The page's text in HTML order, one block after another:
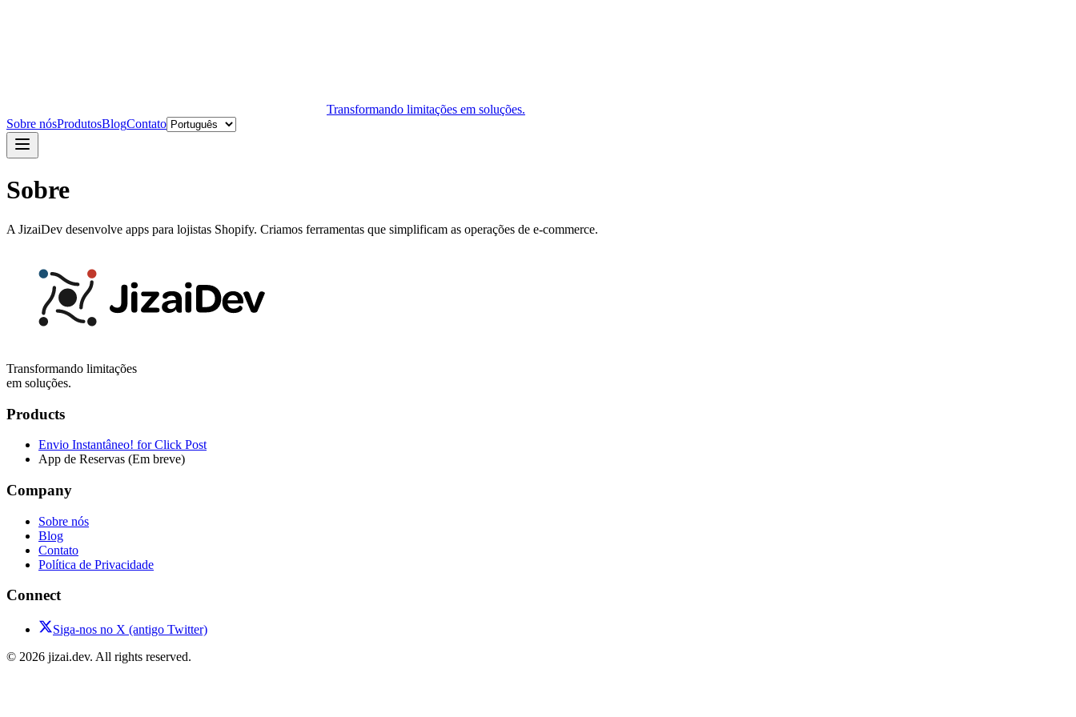
Transformando limitações em soluções.
Sobre nósProdutosBlogContato
Sobre
A JizaiDev desenvolve apps para lojistas Shopify. Criamos ferramentas que simplificam as operações de e-commerce.
Transformando limitações
em soluções.
Products
Envio Instantâneo! for Click Post
App de Reservas (Em breve)
Company
Sobre nós
Blog
Contato
Política de Privacidade
Connect
Siga-nos no X (antigo Twitter)
© 2026 jizai.dev. All rights reserved.